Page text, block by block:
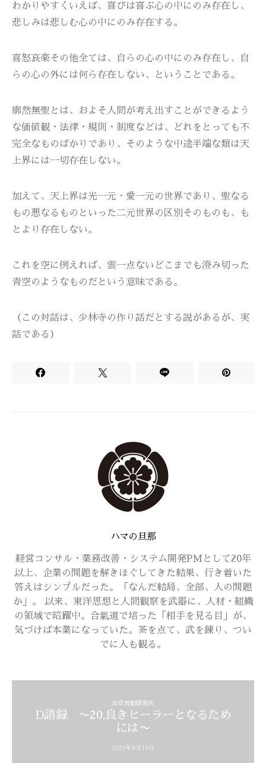
わかりやすくいえば、喜びは喜ぶ心の中にのみ存在し、
悲しみは悲しむ心の中にのみ存在する。
喜怒哀楽その他全ては、自らの心の中にのみ存在し、自
らの心の外には何ら存在しない、ということである。
廓然無聖とは、およそ人間が考え出すことができるよう
な価値観・法律・規則・制度などは、どれをとっても不
完全なものばかりであり、そのような中途半端な類は天
上界には一切存在しない。
加えて、天上界は光一元・愛一元の世界であり、聖なる
もの悪なるものといった二元世界の区別そのものも、も
とより存在しない。
これを空に例えれば、雲一点ないどこまでも澄み切った
青空のようなものだという意味である。
（この対話は、少林寺の作り話だとする説があるが、実
話である）
ハマの旦那
経営コンサル・業務改善・システム開発PMとして20年
以上、企業の問題を解きほぐしてきた結果、行き着いた
答えはシンプルだった。「なんだ結局、全部、人の問題
か」。 以来、東洋思想と人間観察を武器に、人材・組織
の領域で暗躍中。合氣道で培った「相手を見る目」が、
気づけば本業になっていた。茶を点て、武を錬り、つい
でに人も観る。
真空波動研究所
D語録 〜20.良きヒーラーとなるため
には〜
2021年8月19日